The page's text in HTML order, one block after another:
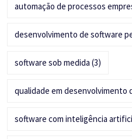
automação de processos
desenvolvimento de software
software sob medida (3)
qualidade em desenvolvimento
software com inteligência